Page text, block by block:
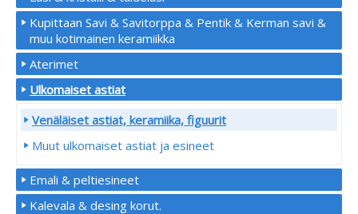
Kupittaan Savi & Savitorppa & Pentik & Kerman savi &
muu kotimainen keramiikka
Aterimet
Ulkomaiset astiat
Venäläiset astiat, keramiika, figuurit
Muut ulkomaiset astiat ja esineet
Emali & peltiesineet
Kalevala & desing korut.